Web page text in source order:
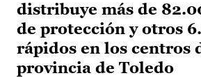
distribuye más de
de protección y otros
rápidos en los centros
provincia de Toledo